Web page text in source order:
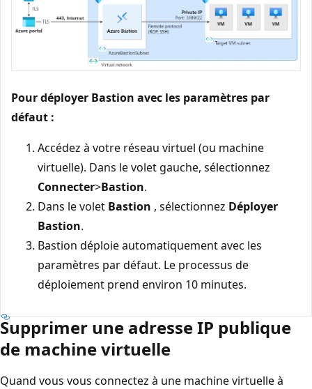
Pour déployer Bastion avec les paramètres par
défaut :
Accédez à votre réseau virtuel (ou machine
virtuelle). Dans le volet gauche, sélectionnez
Connecter>Bastion.
Dans le volet Bastion , sélectionnez Déployer
Bastion.
Bastion déploie automatiquement avec les
paramètres par défaut. Le processus de
déploiement prend environ 10 minutes.
Supprimer une adresse IP publique
de machine virtuelle
Quand vous vous connectez à une machine virtuelle à